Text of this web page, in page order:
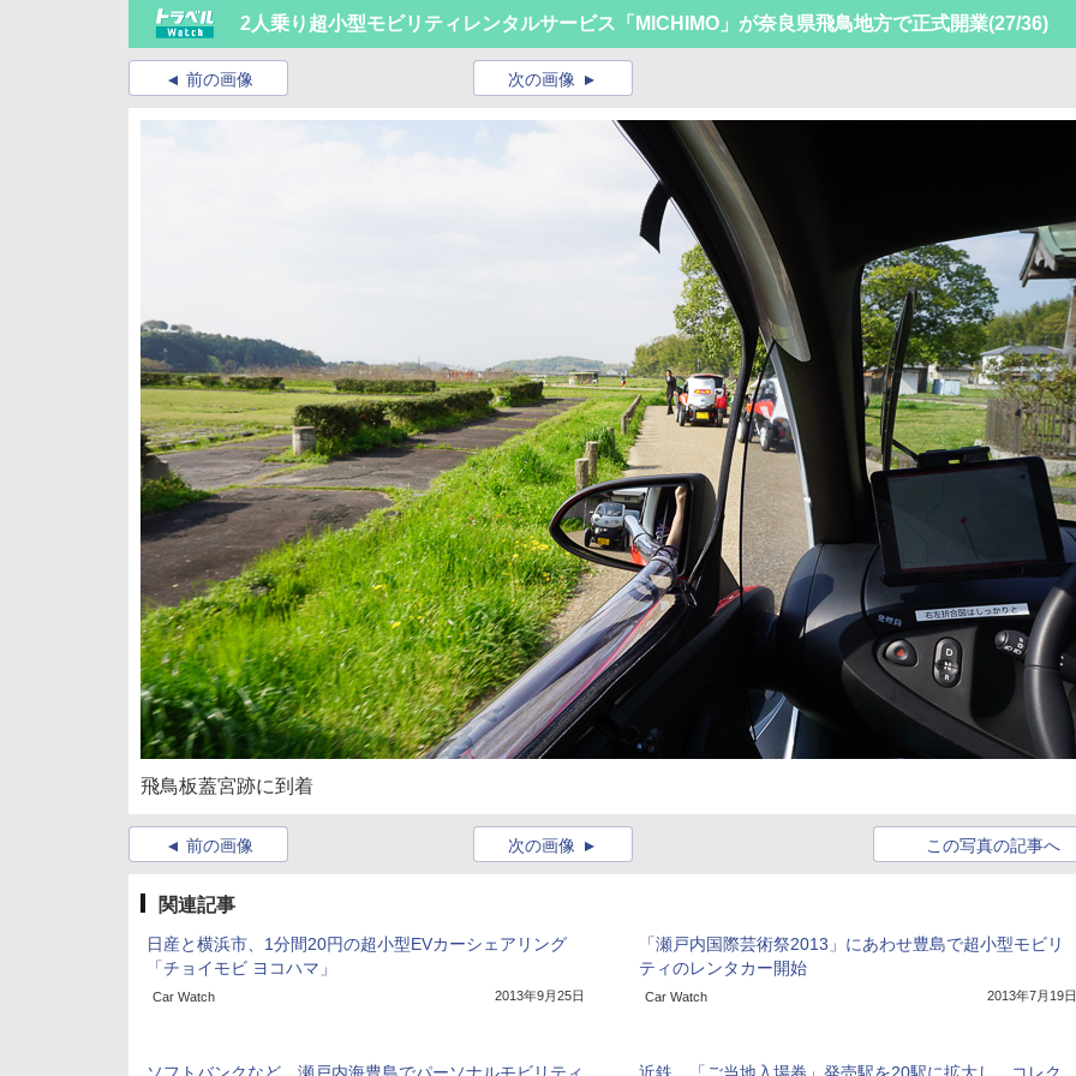
2人乗り超小型モビリティレンタルサービス「MICHIMO」が奈良県飛鳥地方で正式開業(27/36)
前の画像 次の画像
飛鳥板蓋宮跡に到着
前の画像 この写真の記事へ
次の画像
関連記事
日産と横浜市、1分間20円の超小型EVカーシェアリング
「チョイモビ ヨコハマ」
Car Watch 2013年9月25日
「瀬戸内国際芸術祭2013」にあわせ豊島で超小型モビリ
ティのレンタカー開始
Car Watch 2013年7月19日